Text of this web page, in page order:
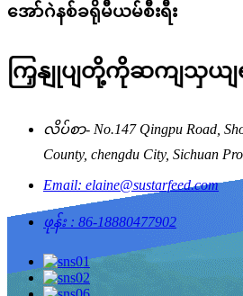
အော်ဂဲနစ်ခရိုမီယမ်စီးရီး
ကြှနျုပျတို့ကိုဆကျသှယျ
လိပ်စာ- No.147 Qingpu Road,
County, chengdu City, Sichuan
Email: elaine@sustarfeed.com
ဖုန်း : 86-18880477902